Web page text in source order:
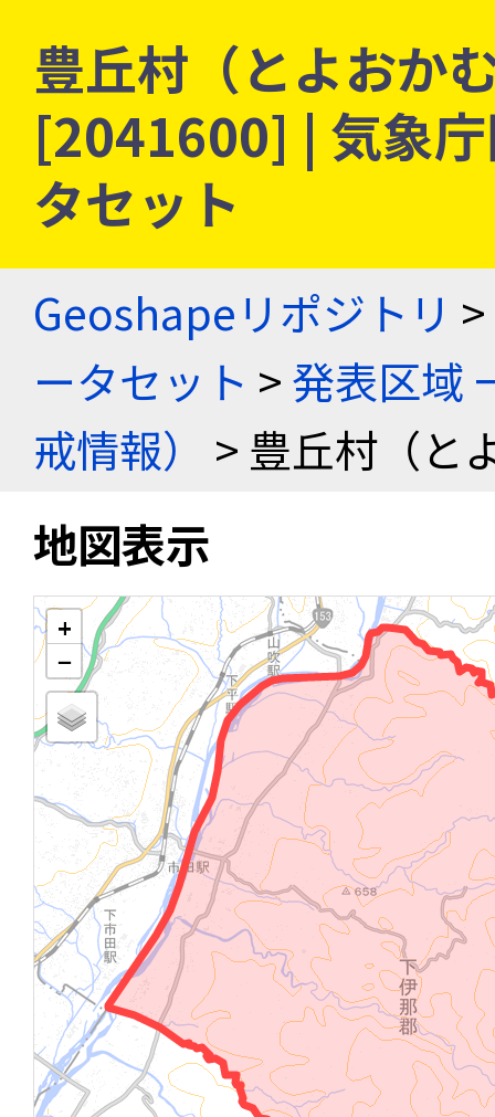
豊丘村（とよおか
[2041600] | 気象
タセット
Geoshapeリポジトリ >
ータセット >発表区域
戒情報）
> 豊丘村（と
地図表示
+
−